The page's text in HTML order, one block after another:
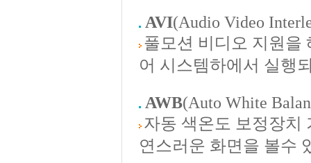
AVI(Audio Video
풀모션 비디오 지원을
어 시스템하에서 실행
AWB(Auto White
자동 색온도 보정장치
연스러운 화면을 볼수